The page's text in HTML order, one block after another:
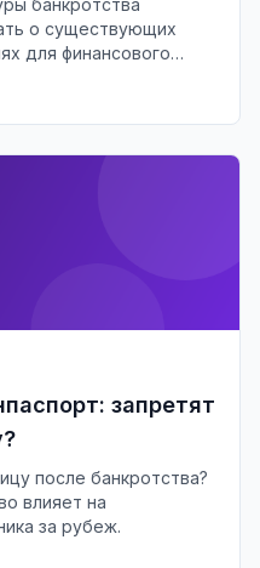
о существующих
для финансового
запретят
после банкротства?
влияет на
за рубеж.